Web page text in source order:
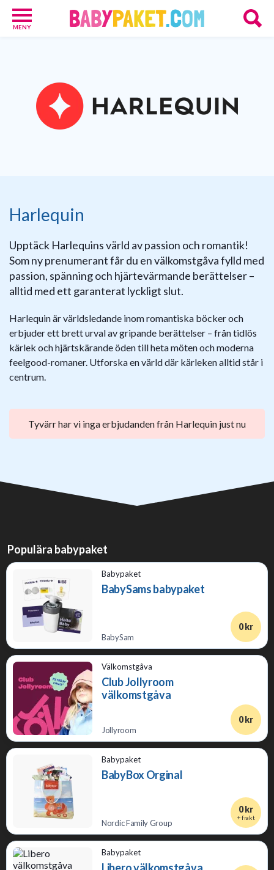
MENY
Harlequin
Upptäck Harlequins värld av passion och romantik!
Som ny prenumerant får du en välkomstgåva fylld med
passion, spänning och hjärtevärmande berättelser –
alltid med ett garanterat lyckligt slut.
Harlequin är världsledande inom romantiska böcker och
erbjuder ett brett urval av gripande berättelser – från tidlös
kärlek och hjärtskärande öden till heta möten och moderna
feelgood-romaner. Utforska en värld där kärleken alltid står i
centrum.
Tyvärr har vi inga erbjudanden från Harlequin just nu
Populära babypaket
Babypaket
BabySams babypaket
BabySam
0 kr
Välkomstgåva
Club Jollyroom
välkomstgåva
Jollyroom
0 kr
Babypaket
BabyBox Orginal
Nordic Family Group
0 kr
+ frakt
Babypaket
Erbjudanden
Presenttips
21